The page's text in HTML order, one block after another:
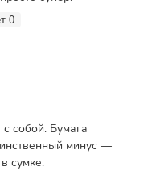
0
собой. Бумага
минус —
сумке.